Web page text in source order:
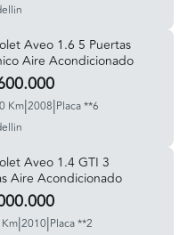
Aveo 1.6 5 Puertas
Aire Acondicionado
Km|2008|Placa **6
Aveo 1.4 GTI 3
Aire Acondicionado
|2010|Placa **2